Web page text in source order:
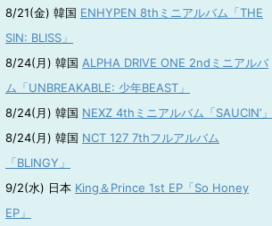
8/21(金) 韓国 ENHYPEN 8thミニアルバム「THE
SIN: BLISS」
8/24(月) 韓国 ALPHA DRIVE ONE 2ndミニアルバ
ム「UNBREAKABLE: 少年BEAST」
8/24(月) 韓国 NEXZ 4thミニアルバム「SAUCIN’」
8/24(月) 韓国 NCT 127 7thフルアルバム
「BLINGY」
9/2(水) 日本 King＆Prince 1st EP「So Honey
EP」